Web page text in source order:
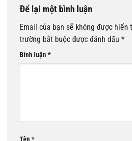
Để lại một bình luận
Email của bạn sẽ không được hiển
trường bắt buộc được đánh dấu *
Bình luận*
Tên*